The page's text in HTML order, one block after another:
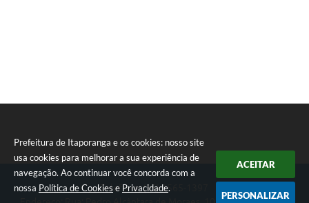
Prefeitura de Itaporanga e os cookies: nosso site
usa cookies para melhorar a sua experiência de
navegação. Ao continuar você concorda com a
nossa Política de Cookies e Privacidade.
ACEITAR
PERSONALIZAR
Telefone: (15) 3565-1397